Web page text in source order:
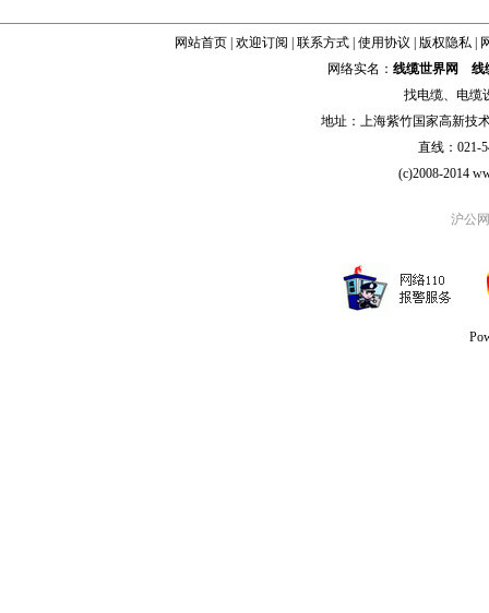
网站首页| 欢迎订阅 联系方式| 使用协议 版权隐私|
网络实名： 线缆世界网
线
找电缆、 电缆
地址：上海紫竹国家高新技
直线：021-
(c)2008-2014
沪公